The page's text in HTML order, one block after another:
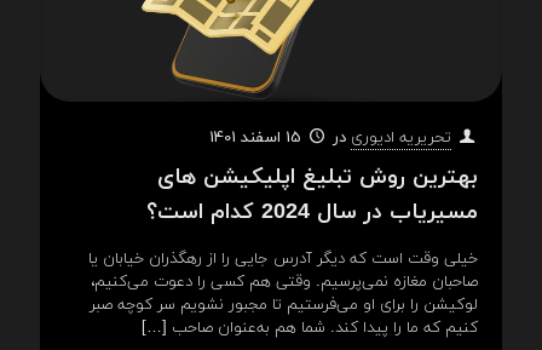
تحریریه ادیوری در 15 اسفند 1401
بهترین روش تبلیغ اپلیکیشن های
مسیریاب در سال 2024 کدام است؟
خیلی وقت است که دیگر آدرس جایی را از رهگذران خیابان یا
صاحبان مغازه نمی‌پرسیم. وقتی هم کسی را دعوت می‌کنیم،
لوکیشن را برای او می‌فرستیم تا مجبور نشویم سر کوچه صبر
کنیم که ما را پیدا کند. شما هم به‌عنوان صاحب […]